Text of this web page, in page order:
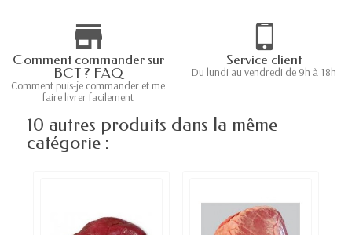
Comment commander sur
BCT ? FAQ
Comment puis-je commander et me
faire livrer facilement
Service client
Du lundi au vendredi de 9h à 18h
10 autres produits dans la même
catégorie :